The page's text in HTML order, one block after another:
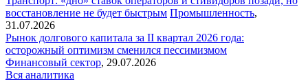
восстановление не будет быстрым Промышленность,
31.07.2026
Рынок долгового капитала за II квартал 2026 года:
осторожный оптимизм сменился пессимизмом
Финансовый сектор, 29.07.2026
Вся аналитика